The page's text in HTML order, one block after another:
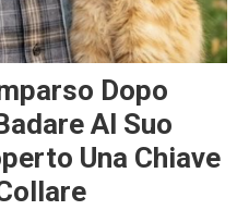
Dopo
Al Suo
Una Chiave